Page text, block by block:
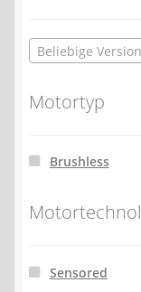
Beliebige Version
Motortyp
Brushless
Sensored